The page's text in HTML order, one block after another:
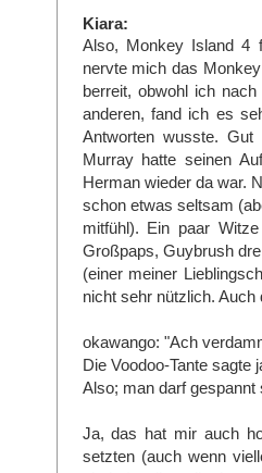
Kiara:
Also, Monkey Island 4
nervte mich das
berreit, obwohl ich
anderen, fand ich es
Antworten wusste.
Murray hatte seinen
Herman wieder da war.
schon etwas seltsam
mitfühl). Ein paar
Großpaps, Guybrush
(einer meiner
nicht sehr nützlich.
okawango: "Ach
Die Voodoo-Tante sagte
Also; man darf gespannt
Ja, das hat mir auch
setzten (auch wenn